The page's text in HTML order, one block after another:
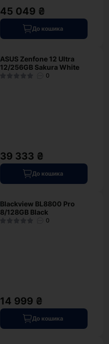
45 049 ₴
До кошика
ASUS Zenfone 12 Ultra
12/256GB Sakura White
0
39 333 ₴
До кошика
Blackview BL8800 Pro
8/128GB Black
0
14 999 ₴
До кошика